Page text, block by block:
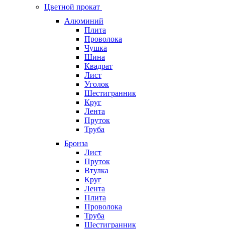
Цветной прокат
Алюминий
Плита
Проволока
Чушка
Шина
Квадрат
Лист
Уголок
Шестигранник
Круг
Лента
Пруток
Труба
Бронза
Лист
Пруток
Втулка
Круг
Лента
Плита
Проволока
Труба
Шестигранник